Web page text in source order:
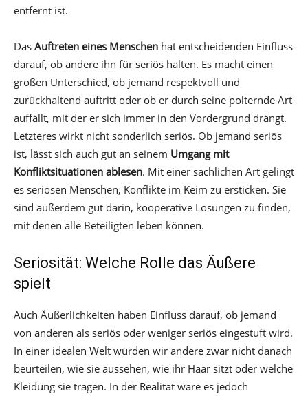
entfernt ist.
Das Auftreten eines Menschen hat entscheidenden Einfluss
darauf, ob andere ihn für seriös halten. Es macht einen
großen Unterschied, ob jemand respektvoll und
zurückhaltend auftritt oder ob er durch seine polternde Art
auffällt, mit der er sich immer in den Vordergrund drängt.
Letzteres wirkt nicht sonderlich seriös. Ob jemand seriös
ist, lässt sich auch gut an seinem Umgang mit
Konfliktsituationen ablesen. Mit einer sachlichen Art gelingt
es seriösen Menschen, Konflikte im Keim zu ersticken. Sie
sind außerdem gut darin, kooperative Lösungen zu finden,
mit denen alle Beteiligten leben können.
Seriosität: Welche Rolle das Äußere
spielt
Auch Äußerlichkeiten haben Einfluss darauf, ob jemand
von anderen als seriös oder weniger seriös eingestuft wird.
In einer idealen Welt würden wir andere zwar nicht danach
beurteilen, wie sie aussehen, wie ihr Haar sitzt oder welche
Kleidung sie tragen. In der Realität wäre es jedoch